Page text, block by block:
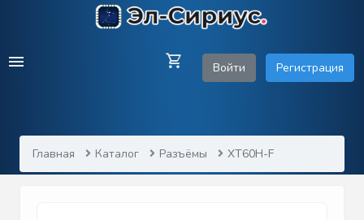
Войти Регистрация
Главная Каталог Разъёмы XT60H-F